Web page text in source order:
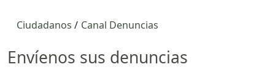
Ciudadanos Canal Denuncias
Envíenos sus denuncias